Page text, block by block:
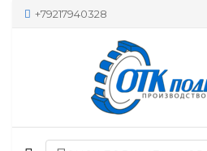
+79217940328